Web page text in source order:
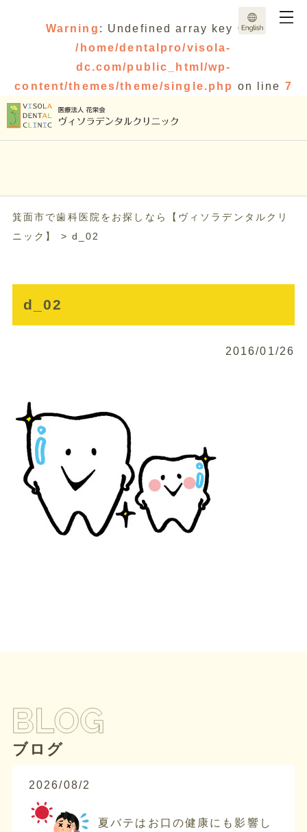
Warning : Undefined array key 0 in
/home/dentalpro/visola-
dc.com/public_html/wp-
content/themes/theme/single.php on line 7
箕面市で歯科医院をお探しなら【ヴィソラデンタルクリ
ニック】
> d_02
d_02
2016/01/26
ブログ
2026/08/2
夏バテはお口の健康にも影響し